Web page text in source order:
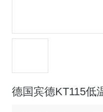
德国宾德KT115低